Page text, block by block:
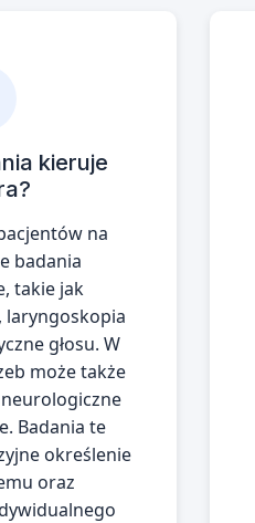
kieruje
na
badania
takie jak
głosu. W
może także
Badania te
określenie
oraz